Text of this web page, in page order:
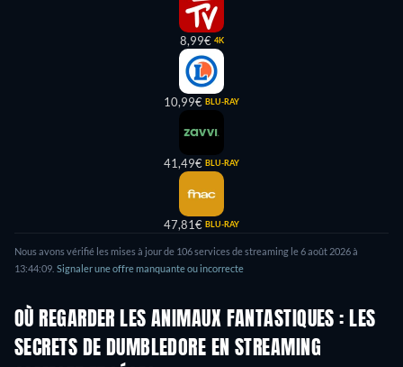
8,99€ 4K
10,99€ BLU-RAY
41,49€ BLU-RAY
47,81€ BLU-RAY
Nous avons vérifié les mises à jour de 106services de streaming le6 août 2026à
13:44:09 Signaler une offre manquante ou incorrecte
OÙ REGARDER LES ANIMAUX FANTASTIQUES : LES
SECRETS DE DUMBLEDORE EN STREAMING